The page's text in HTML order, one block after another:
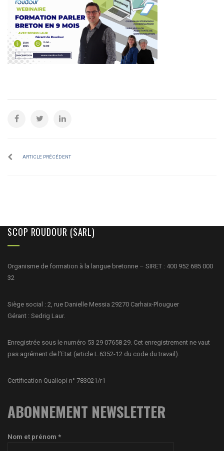
ARTICLE PRÉCÉDENT
SCOP ROUDOUR (SARL)
Organisme de formation à la langue bretonne – SIRET : 400 952 685 000
32
Siège social : 2, rue Danielle Messia 29270 Carhaix-Plouguer
Gérant : Sedrig Laur.
Enregistrée sous le numéro 53 29 07658 29. Cet enregistrement ne vaut
pas agrément de l’Etat (article L.6352-12 du code du travail).
Certification Qualiopi n° 783021/r1
ABONNEMENT NEWSLETTER
Nom et prénom *